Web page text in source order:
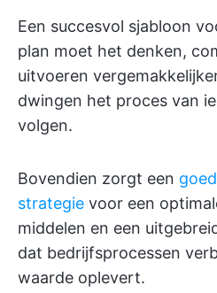
Een succesvol sjabloon
plan moet het denken,
uitvoeren
dwingen het proces van
volgen.
Bovendien zorgt een
strategie voor een
middelen en een
dat bedrijfsprocessen
waarde oplevert.